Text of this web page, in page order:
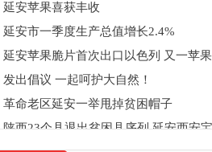
延安苹果喜获丰收
延安市一季度生产总值增长2.4%
延安苹果脆片首次出口以色列 又一苹
发出倡议 一起呵护大自然！
革命老区延安一举甩掉贫困帽子
陕西23个县退出贫困县序列 延安西安